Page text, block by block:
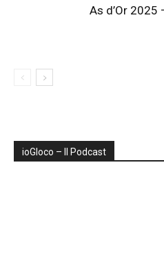
As d’Or 2025
ioGIoco – Il Podcast